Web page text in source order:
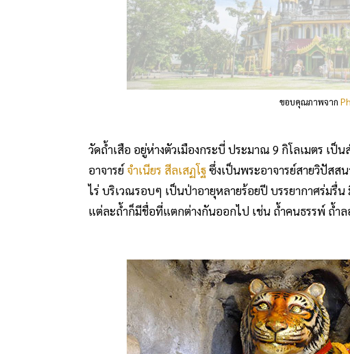
ขอบคุณภาพจาก
วัดถ้ำเสือ อยู่ห่างตัวเมืองกระบี่ ประมาณ 9 กิโลเมตร เ
อาจารย์ จำเนียร สีลเสฏโฐซึ่งเป็นพระอาจารย์สายวิปัสส
ไร่ บริเวณรอบๆ เป็นป่าอายุหลายร้อยปี บรรยากาศร่มรื่
แต่ละถ้ำก็มีชื่อที่แตกต่างกันออกไป เช่น ถ้ำคนธรรพ์ ถ้ำ